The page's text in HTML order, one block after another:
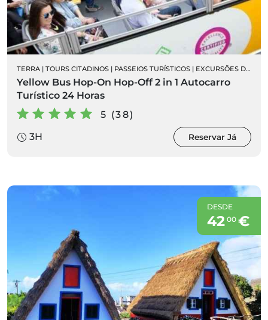
TERRA | TOURS CITADINOS | PASSEIOS TURÍSTICOS | EXCURSÕES DE AUTOCARRO
Yellow Bus Hop-On Hop-Off 2 in 1 Autocarro
Turístico 24 Horas
5 (38)
3H
Reservar Já
DESDE
42 00€